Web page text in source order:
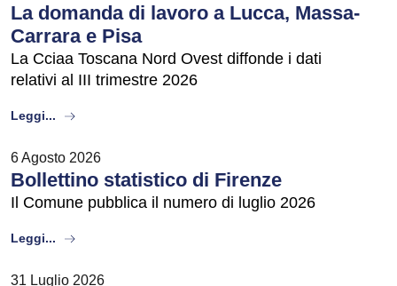
La domanda di lavoro a Lucca, Massa-
Carrara e Pisa
La Cciaa Toscana Nord Ovest diffonde i dati
relativi al III trimestre 2026
Leggi... about
6 Agosto 2026
Bollettino statistico di Firenze
Il Comune pubblica il numero di luglio 2026
Leggi... about
31 Luglio 2026